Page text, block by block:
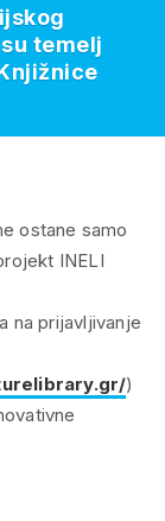
ostane samo
INELI
na prijavljivanje
)
temelj